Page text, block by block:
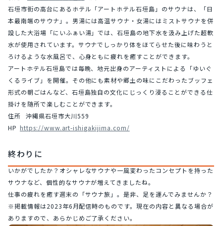
石垣市街の高台にあるホテル「アートホテル石垣島」のサウナは、「日
本最南端のサウナ」。男湯には高温サウナ・女湯にはミストサウナを併
設した大浴場「にいふぁい湯」では、石垣島の地下水を汲み上げた超軟
水が使用されています。サウナでしっかり体をほてらせた後に味わうと
ろけるような水風呂で、心身ともに疲れを癒すことができます。
アートホテル石垣島では毎晩、地元出身のアーティストによる「ゆいぐ
くるライブ」を開催。その他にも素材や郷土の味にこだわったブッフェ
形式の朝ごはんなど、石垣島独自の文化にじっくり浸ることができる仕
掛けを随所で楽しむことができます。
住所	沖縄県石垣市大川559
https://www.art-ishigakijima.com/
終わりに
いかがでしたか？オシャレなサウナや一風変わったコンセプトを持った
サウナなど、個性的なサウナが増えてきましたね。
仕事の疲れを癒す週末の「サウナ旅」。是非、足を運んでみませんか？
※掲載情報は2023年6月配信時のものです。現在の内容と異なる場合が
ありますので、あらかじめご了承ください。